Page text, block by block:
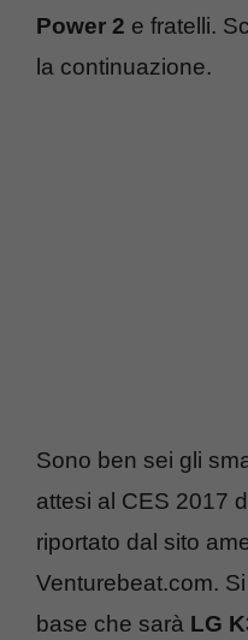
Power 2 e fratelli.
la continuazione.
Sono ben sei gli
attesi al CES 2017
riportato dal sito
Venturebeat.com.
base che sarà LG